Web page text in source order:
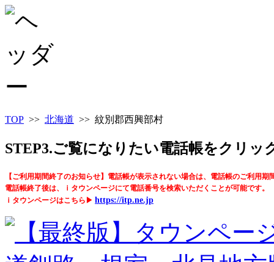
TOP >> 北海道 >> 紋別郡西興部村
STEP3.ご覧になりたい電話帳をクリッ
【ご利用期間終了のお知らせ】電話帳が表示されない場合は、電話帳のご利用期
電話帳終了後は、ｉタウンページにて電話番号を検索いただくことが可能です。
ｉタウンページはこちら▶ https://itp.ne.jp